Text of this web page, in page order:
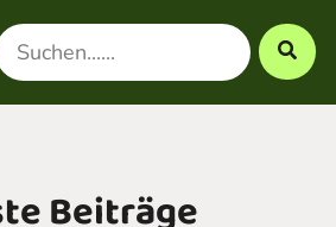
Beiträge